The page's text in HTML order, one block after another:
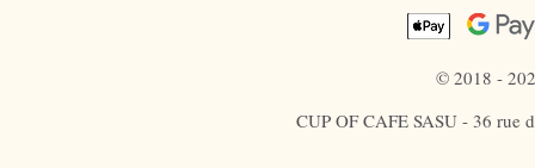
© 2018 -
CUP OF CAFE SASU - 36 rue